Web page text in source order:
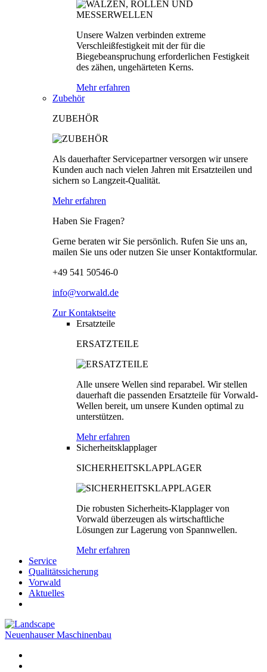
Unsere Walzen verbinden extreme
Verschleißfestigkeit mit der für die
Biegebeanspruchung erforderlichen Festigkeit
des zähen, ungehärteten Kerns.
Mehr erfahren
Zubehör
ZUBEHÖR
Als dauerhafter Servicepartner versorgen wir unsere
Kunden auch nach vielen Jahren mit Ersatzteilen und
sichern so Langzeit-Qualität.
Mehr erfahren
Haben Sie Fragen?
Gerne beraten wir Sie persönlich. Rufen Sie uns an,
mailen Sie uns oder nutzen Sie unser Kontaktformular.
+49 541 50546-0
info@vorwald.de
Zur Kontaktseite
Ersatzteile
ERSATZTEILE
Alle unsere Wellen sind reparabel. Wir stellen
dauerhaft die passenden Ersatzteile für Vorwald-
Wellen bereit, um unsere Kunden optimal zu
unterstützen.
Mehr erfahren
Sicherheitsklapplager
SICHERHEITSKLAPPLAGER
Die robusten Sicherheits-Klapplager von
Vorwald überzeugen als wirtschaftliche
Lösungen zur Lagerung von Spannwellen.
Mehr erfahren
Service
Qualitätssicherung
Vorwald
Aktuelles
Neuenhauser Maschinenbau